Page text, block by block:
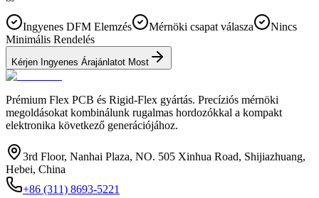
Ingyenes DFM Elemzés Mérnöki csapat válasza
Nincs
Minimális Rendelés
Kérjen Ingyenes Árajánlatot Most
Prémium Flex PCB és Rigid-Flex gyártás. Precíziós mérnöki
megoldásokat kombinálunk rugalmas hordozókkal a kompakt
elektronika következő generációjához.
3rd Floor, Nanhai Plaza, NO. 505 Xinhua Road, Shijiazhuang,
Hebei, China
+86 (311) 8693-5221